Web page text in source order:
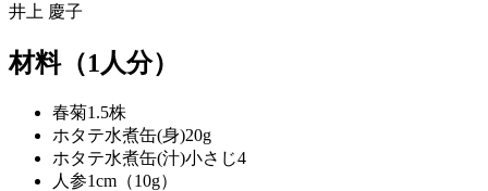
井上 慶子
材料（1人分）
春菊1.5株
ホタテ水煮缶(身)20g
ホタテ水煮缶(汁)小さじ4
人参1cm（10g）